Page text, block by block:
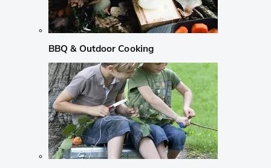
BBQ & Outdoor Cooking